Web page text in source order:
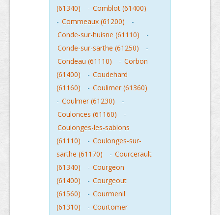
(61340)
- Comblot (61400)
- Commeaux (61200)
-
Conde-sur-huisne (61110)
-
Conde-sur-sarthe (61250)
-
Condeau (61110)
- Corbon
(61400)
- Coudehard
(61160)
- Coulimer (61360)
- Coulmer (61230)
-
Coulonces (61160)
-
Coulonges-les-sablons
(61110)
- Coulonges-sur-
sarthe (61170)
- Courcerault
(61340)
- Courgeon
(61400)
- Courgeout
(61560)
- Courmenil
(61310)
- Courtomer